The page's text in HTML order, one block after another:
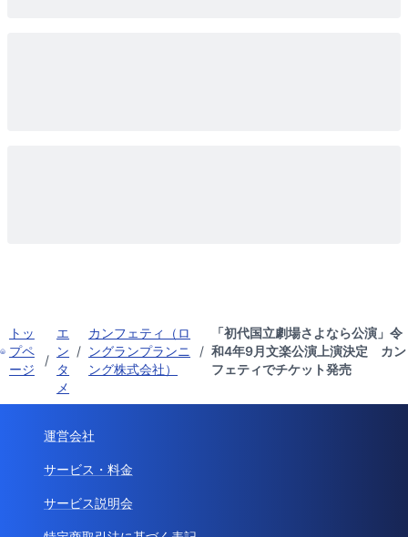
トッ
プペ
ージ
/
エ
ン
タ
メ
/
カンフェティ（ロ
ングランプランニ
ング株式会社）
/
「初代国立劇場さよなら公演」令
和4年9月文楽公演上演決定 カン
フェティでチケット発売
運営会社
サービス・料金
サービス説明会